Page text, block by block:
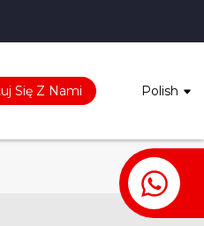
Się Z Nami Polish